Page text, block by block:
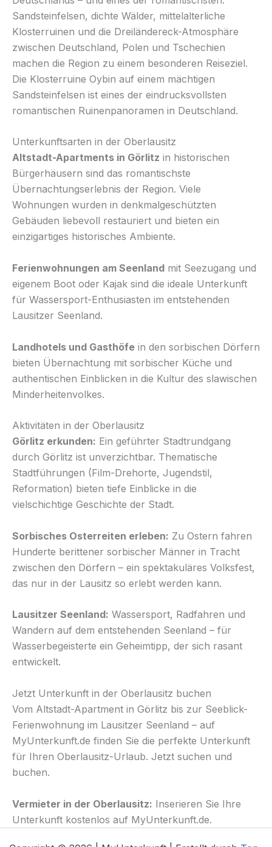
Sandsteinfelsen, dichte Wälder, mittelalterliche
Klosterruinen und die Dreiländereck-Atmosphäre
zwischen Deutschland, Polen und Tschechien
machen die Region zu einem besonderen Reiseziel.
Die Klosterruine Oybin auf einem mächtigen
Sandsteinfelsen ist eines der eindrucksvollsten
romantischen Ruinenpanoramen in Deutschland.
Unterkunftsarten in der Oberlausitz
Altstadt-Apartments in Görlitz in historischen
Bürgerhäusern sind das romantischste
Übernachtungserlebnis der Region. Viele
Wohnungen wurden in denkmalgeschützten
Gebäuden liebevoll restauriert und bieten ein
einzigartiges historisches Ambiente.
Ferienwohnungen am Seenland mit Seezugang und
eigenem Boot oder Kajak sind die ideale Unterkunft
für Wassersport-Enthusiasten im entstehenden
Lausitzer Seenland.
Landhotels und Gasthöfe in den sorbischen Dörfern
bieten Übernachtung mit sorbischer Küche und
authentischen Einblicken in die Kultur des slawischen
Minderheitenvolkes.
Aktivitäten in der Oberlausitz
Görlitz erkunden: Ein geführter Stadtrundgang
durch Görlitz ist unverzichtbar. Thematische
Stadtführungen (Film-Drehorte, Jugendstil,
Reformation) bieten tiefe Einblicke in die
vielschichtige Geschichte der Stadt.
Sorbisches Osterreiten erleben: Zu Ostern fahren
Hunderte berittener sorbischer Männer in Tracht
zwischen den Dörfern – ein spektakuläres Volksfest,
das nur in der Lausitz so erlebt werden kann.
Lausitzer Seenland: Wassersport, Radfahren und
Wandern auf dem entstehenden Seenland – für
Wasserbegeisterte ein Geheimtipp, der sich rasant
entwickelt.
Jetzt Unterkunft in der Oberlausitz buchen
Vom Altstadt-Apartment in Görlitz bis zur Seeblick-
Ferienwohnung im Lausitzer Seenland – auf
MyUnterkunft.de finden Sie die perfekte Unterkunft
für Ihren Oberlausitz-Urlaub. Jetzt suchen und
buchen.
Vermieter in der Oberlausitz: Inserieren Sie Ihre
Unterkunft kostenlos auf MyUnterkunft.de.